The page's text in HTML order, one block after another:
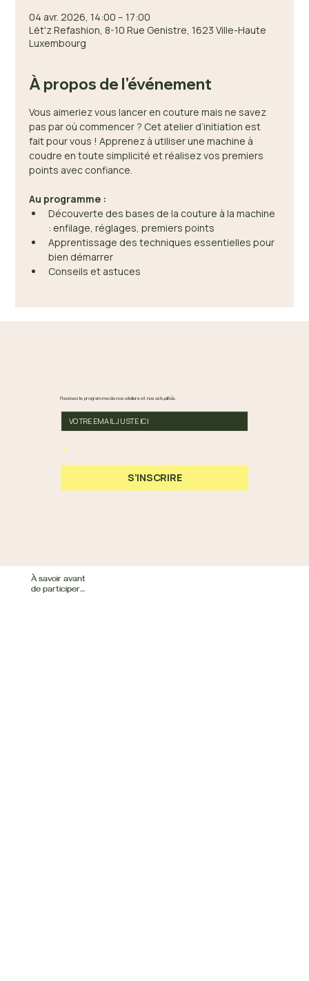
04 avr. 2026, 14:00 – 17:00
Lët'z Refashion, 8-10 Rue Genistre, 1623 Ville-Haute
Luxembourg
À propos de l'événement
Vous aimeriez vous lancer en couture mais ne savez
pas par où commencer ? Cet atelier d’initiation est
fait pour vous ! Apprenez à utiliser une machine à
coudre en toute simplicité et réalisez vos premiers
points avec confiance.
Au programme :
Découverte des bases de la couture à la machine
: enfilage, réglages, premiers points
Apprentissage des techniques essentielles pour
bien démarrer
Conseils et astuces
Recevez le programme de nos ateliers et nos actualités.
S’INSCRIRE
À savoir avant
de participer…